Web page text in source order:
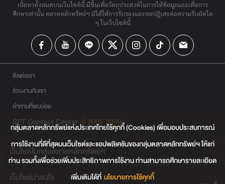
เนื้อหาทั้งหมดบนเว็บไซต์นี้ มีขึ้นเพื่อวัตถุประสงค์ในการให้ข้อมูลและเพื่อการ
ศึกษาเท่านั้น ตลาดหลักทรัพย์ฯ มิได้ให้การรับรองและขอปฏิเสธต่อความรับผิดใด
ๆ ในเว็บไซต์นี้
ติดต่อเรา
ร่วมงานกับเรา
คำถามที่พบบ่อย
SET Contact Center 0 2009 9999
เว็บไซต์ในกลุ่มตลาดหลักทรัพย์ฯ
เว็บไซต์น่าสนใจ
กลุ่มตลาดหลักทรัพย์แห่งประเทศไทยใช้คุกกี้ (Cookies) เพื่อมอบประสบการณ์
การใช้งานที่ดีที่สุดบนเว็บไซต์และแอปพลิเคชันของกลุ่มตลาดหลักทรัพย์ฯ ให้แก่
ท่าน รวมทั้งเพื่อช่วยเพิ่มประสิทธิภาพการใช้งาน ท่านสามารถศึกษารายละเอียด
เพิ่มเติมได้ที่ นโยบายการใช้คุกกี้